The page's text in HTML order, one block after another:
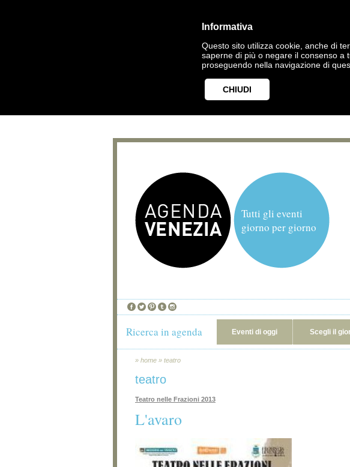
Informativa
Questo sito utilizza cookie, anche di
saperne di più o negare il consenso a
proseguendo nella navigazione di
CHIUDI
Tutti gli eventi
giorno per giorno
Ricerca in agenda Eventi di oggi Scegli il
» home » teatro
teatro
Teatro nelle Frazioni 2013
L'avaro